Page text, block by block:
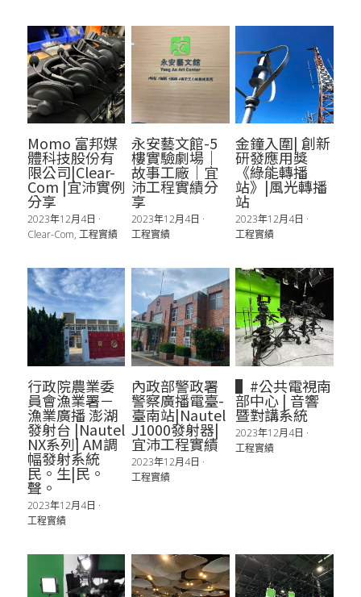
Momo 富邦媒
體科技股份有
限公司|Clear-
Com |宜沛實例
分享
2023年12月4日 ·
Clear-Com, 工程實績
永安藝文館-5
樓實驗劇場｜
故事工廠｜宜
沛工程實績分
享
2023年12月4日 ·
工程實績
金鐘入圍| 創新
研發應用獎
《綠能轉播
站》|風光轉播
站
2023年12月4日 ·
工程實績
行政院農業委
員會漁業署－
漁業廣播 澎湖
發射台 |Nautel
NX系列| AM調
幅發射系統
民。生|民。
聲。
2023年12月4日 ·
工程實績
內政部警政署
警察廣播電臺-
臺南站|Nautel
J1000發射器|
宜沛工程實績
2023年12月4日 ·
工程實績
▌#公共電視南
部中心 | 音響
暨對講系統
2023年12月4日 ·
工程實績